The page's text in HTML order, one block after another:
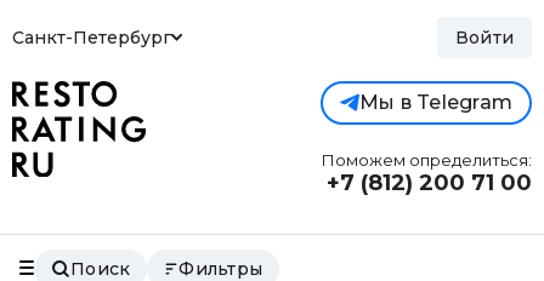
Санкт-Петербург Войти
Мы в Telegram
Поможем определиться:
+7 (812) 200 71 00
Поиск Фильтры